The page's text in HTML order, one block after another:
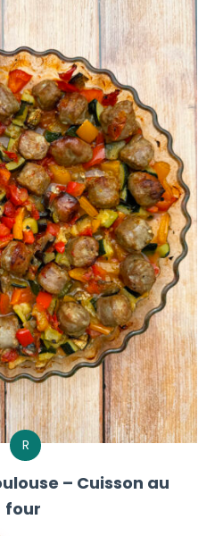
R
– Cuisson au
four